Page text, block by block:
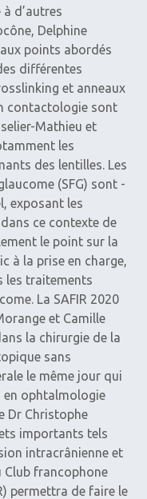
d’autres
Delphine
points abordés
différentes
et ­anneaux
contactologie sont
Mathieu et
les
des lentilles. Les
(SFG) sont
­exposant les
ce contexte de
le point sur la
à la prise en charge,
les traitements
La SAFIR 2020
et Camille
la chirurgie de la
sans
le même jour qui
en ophtalmologie
Dr Christophe
importants tels
intracrânienne et
Club francophone
permettra de faire le